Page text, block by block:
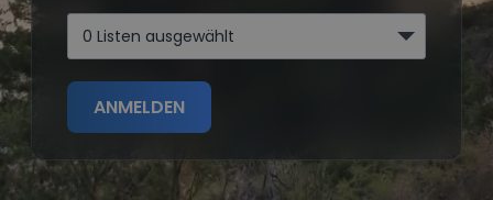
0 Listen ausgewählt
ANMELDEN